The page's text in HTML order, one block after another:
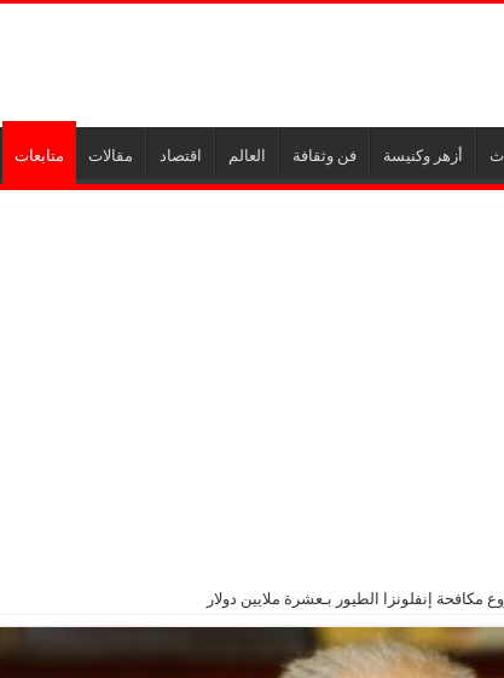
أزهر وكنيسة فن وثقافة العالم اقتصاد مقالات متابعات
مكافحة إنفلونزا الطيور بـعشرة ملايين دولار